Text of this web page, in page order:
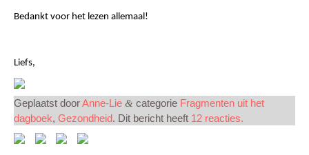
Bedankt voor het lezen allemaal!
Liefs,
Geplaatst doorAnne-Lie & categorie Fragmenten uit het
dagboek, Gezondheid. Dit bericht heeft 12 reacties.